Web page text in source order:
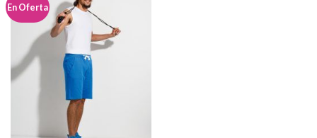
En Oferta
lista de
deseos